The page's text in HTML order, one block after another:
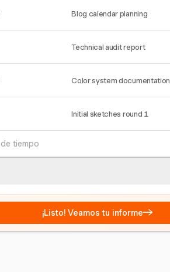
Blog calendar planning
Technical audit report
Color system documentation
Initial sketches round 1
tiempo
¡Listo! Veamos tu informe→